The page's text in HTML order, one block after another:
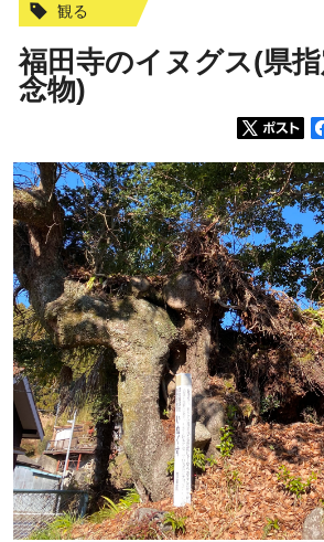
観る
福田寺のイヌグス(県
念物)